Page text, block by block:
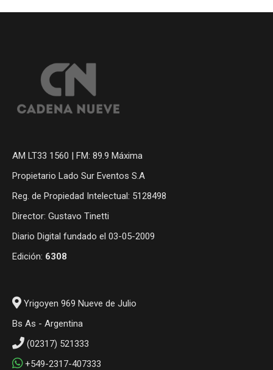
AM LT33 1560 | FM: 89.9 Máxima
Propietario Lado Sur Eventos S.A
Reg. de Propiedad Intelectual: 5128498
Director: Gustavo Tinetti
Diario Digital fundado el 03-05-2009
Edición: 6308
Yrigoyen 969 Nueve de Julio
Bs As - Argentina
(02317) 521333
+549-2317-407333